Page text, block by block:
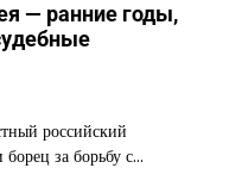
— ранние годы,
российский
за борьбу с…